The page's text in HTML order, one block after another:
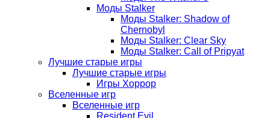
Моды Stalker
Моды Stalker: Shadow of
Chernobyl
Моды Stalker: Clear Sky
Моды Stalker: Call of Pripyat
Лучшие старые игры
Лучшие старые игры
Игры Хоррор
Вселенные игр
Вселенные игр
Resident Evil